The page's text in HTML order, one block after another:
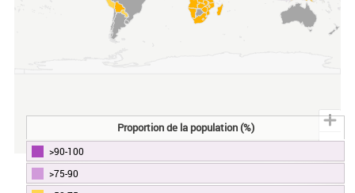
End of interactive chart.
Proportion de la population (%)
>90-100
>75-90